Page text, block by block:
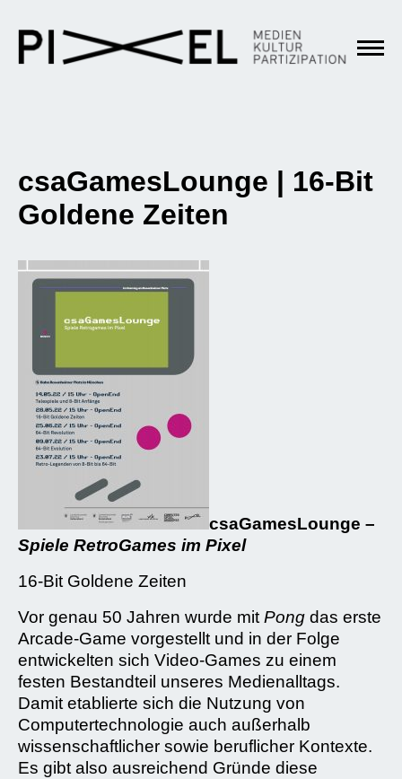
csaGamesLounge | 16-Bit
Goldene Zeiten
csaGamesLounge –
Spiele RetroGames im Pixel
16-Bit Goldene Zeiten
Vor genau 50 Jahren wurde mit Pong das erste
Arcade-Game vorgestellt und in der Folge
entwickelten sich Video-Games zu einem
festen Bestandteil unseres Medienalltags.
Damit etablierte sich die Nutzung von
Computertechnologie auch außerhalb
wissenschaftlicher sowie beruflicher Kontexte.
Es gibt also ausreichend Gründe diese